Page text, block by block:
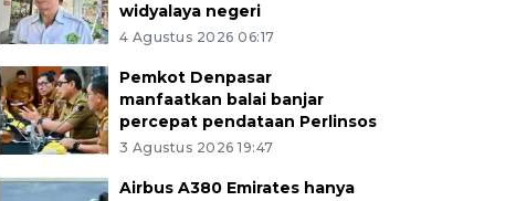
widyalaya negeri
4 Agustus 2026 06:17
Pemkot Denpasar
manfaatkan balai banjar
percepat pendataan Perlinsos
3 Agustus 2026 19:47
Airbus A380 Emirates hanya